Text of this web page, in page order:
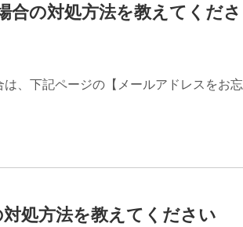
の対処方法を教えてくださ
、下記ページの【メールアドレスをお忘
処方法を教えてください